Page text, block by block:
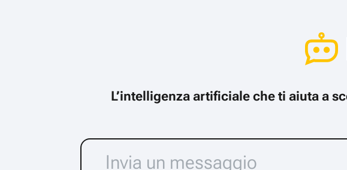
L’intelligenza artificiale che ti aiuta a